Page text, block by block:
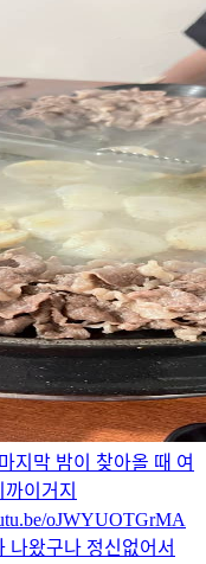
지막 밤이 찾아올 때 여
까이거지
oJWYUOTGrMA
나왔구나 정신없어서